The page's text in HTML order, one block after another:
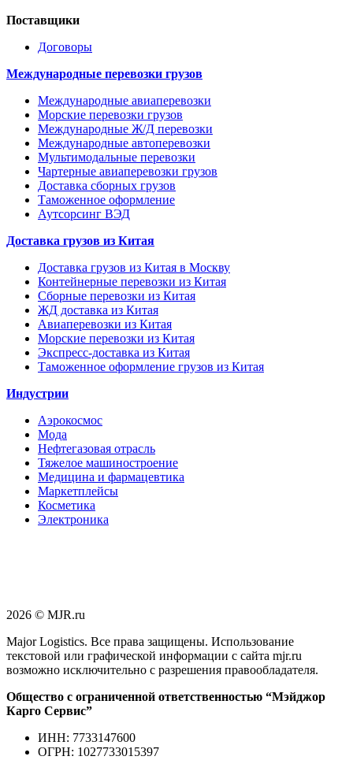
Поставщики
Договоры
Международные перевозки грузов
Международные авиаперевозки
Морские перевозки грузов
Международные Ж/Д перевозки
Международные автоперевозки
Мультимодальные перевозки
Чартерные авиаперевозки грузов
Доставка сборных грузов
Таможенное оформление
Аутсорсинг ВЭД
Доставка грузов из Китая
Доставка грузов из Китая в Москву
Контейнерные перевозки из Китая
Сборные перевозки из Китая
ЖД доставка из Китая
Авиаперевозки из Китая
Морские перевозки из Китая
Экспресс-доставка из Китая
Таможенное оформление грузов из Китая
Индустрии
Аэрокосмос
Мода
Нефтегазовая отрасль
Тяжелое машиностроение
Медицина и фармацевтика
Маркетплейсы
Косметика
Электроника
2026 © MJR.ru
Major Logistics. Все права защищены. Использование
текстовой или графической информации с сайта mjr.ru
возможно исключительно с разрешения правообладателя.
Общество с ограниченной ответственностью “Мэйджор
Карго Сервис”
ИНН: 7733147600
ОГРН: 1027733015397